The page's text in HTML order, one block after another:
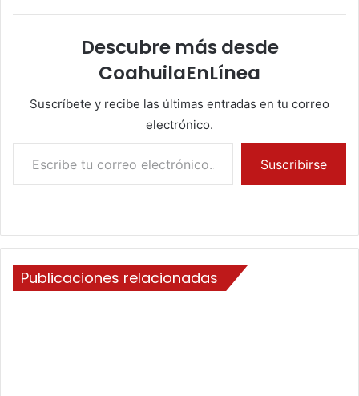
Descubre más desde
CoahuilaEnLínea
Suscríbete y recibe las últimas entradas en tu correo
electrónico.
Escribe tu correo electrónico…
Suscribirse
Publicaciones relacionadas